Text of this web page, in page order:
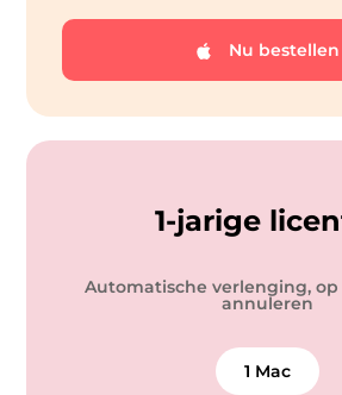
Nu bestellen
1-jarige
Automatische verlenging,
annuleren
1 Mac